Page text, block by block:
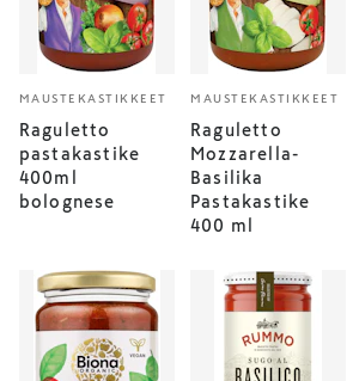
MAUSTEKASTIKKEET
Raguletto
pastakastike
400ml
bolognese
MAUSTEKASTIKKEET
Raguletto
Mozzarella-
Basilika
Pastakastike
400 ml